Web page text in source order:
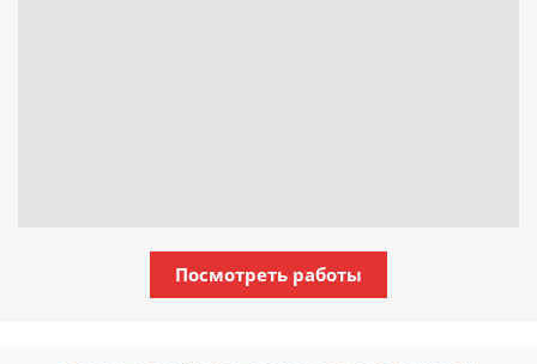
Посмотреть работы